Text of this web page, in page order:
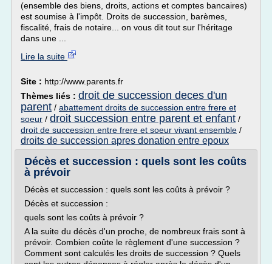
(ensemble des biens, droits, actions et comptes bancaires)
est soumise à l'impôt. Droits de succession, barèmes,
fiscalité, frais de notaire... on vous dit tout sur l'héritage
dans une ...
Lire la suite
Site : http://www.parents.fr
Thèmes liés : droit de succession deces d'un
parent / abattement droits de succession entre frere et
soeur / droit succession entre parent et enfant /
droit de succession entre frere et soeur vivant ensemble /
droits de succession apres donation entre epoux
Décès et succession : quels sont les coûts
à prévoir
Décès et succession : quels sont les coûts à prévoir ?
Décès et succession :
quels sont les coûts à prévoir ?
A la suite du décès d'un proche, de nombreux frais sont à
prévoir. Combien coûte le règlement d'une succession ?
Comment sont calculés les droits de succession ? Quels